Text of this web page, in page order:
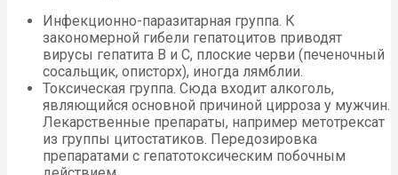
Инфекционно-паразитарная группа. К
закономерной гибели гепатоцитов приводят
вирусы гепатита В и С, плоские черви (печеночный
сосальщик, описторх), иногда лямблии.
Токсическая группа. Сюда входит алкоголь,
являющийся основной причиной цирроза у мужчин.
Лекарственные препараты, например метотрексат
из группы цитостатиков. Передозировка
препаратами с гепатотоксическим побочным